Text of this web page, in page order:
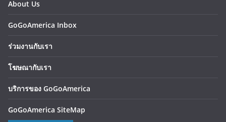
About Us
GoGoAmerica Inbox
ร่วมงานกับเรา
โฆษณากับเรา
บริการของ GoGoAmerica
GoGoAmerica SiteMap